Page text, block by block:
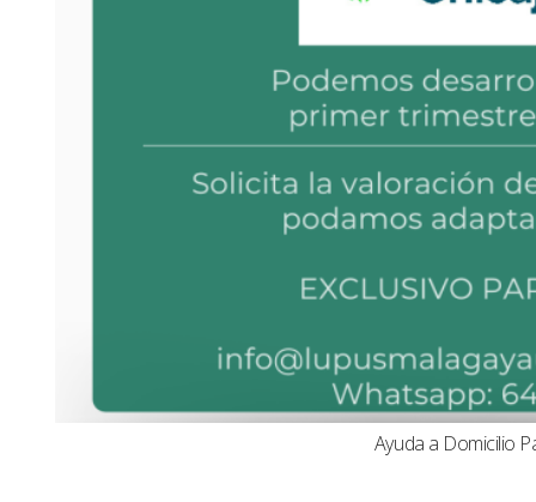
Ayuda a Domicilio